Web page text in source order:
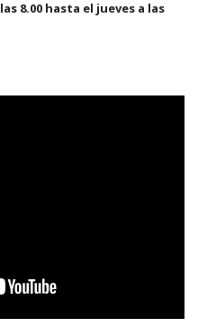
8.00 hasta el jueves a las